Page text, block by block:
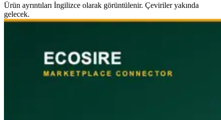
Ürün ayrıntıları İngilizce olarak görüntülenir. Çeviriler yakında
gelecek.